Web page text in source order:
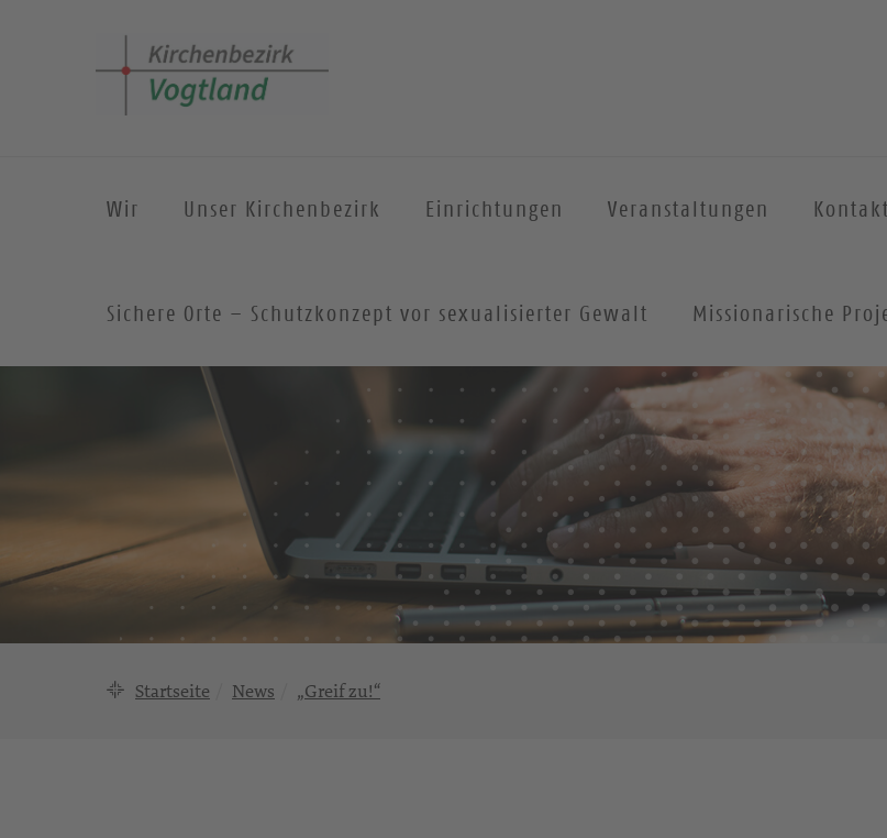
Wir Unser Kirchenbezirk Einrichtungen Veranstaltungen
Sichere Orte – Schutzkonzept vor sexualisierter Gewalt Missionarische
Startseite News „Greif zu!“